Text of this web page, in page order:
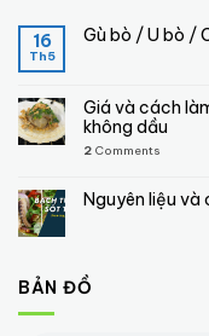
16
Th5
Gù bò / U bò /
Giá và cách
không dầu
2 Comments
Nguyên liệu
BẢN ĐỒ